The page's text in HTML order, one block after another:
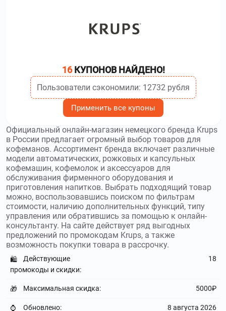
rulez.by–Rulez – интернет-магазин, в
игровой компьютер, а любителям мастерить что-то своими
руками – подходящий инструмент. Используйте
Промокоды Rulez
и получите скидку до 15 %
madeindream.com–Интернет-магазин Rawmid
предлагает большой выбор бытовой техники для кухни.
Используйтепромокоды Rawmid и получите скидку до
1000₽
dewal.ru–В онлайн-магазине Dewal
представлен широкий выбор разнообразного
оборудования и аксессуаров для парикмахеров.
Используйтепромокоды Dewalи получите скидку до 20 %
catalog.onliner.by–Onliner BY предоставляет
широкий спектр услуг. Используйте промокоды Onliner BY
и получите скидку до 70 %
электроники, компьютерной техники и прочих изделий.
Используйтепромокоды E2E4
интернет-магазин компании Сбербанк, предлагающий
16КУПОНОВ НАЙДЕНО!
Пользователи сэкономили: 12732 рубля
Применить все купоны
Официальный онлайн-магазин немецкого бренда Krups
в России предлагает огромный выбор товаров для
кофеманов. Ассортимент бренда включает различные
модели автоматических, рожковых и капсульных
кофемашин, кофемолок и аксессуаров для
обслуживания фирменного оборудования и
приготовления напитков. Выбрать подходящий товар
можно, воспользовавшись поиском по фильтрам
стоимости, наличию дополнительных функций, типу
управления или обратившись за помощью к онлайн-
консультанту. На сайте действует ряд выгодных
предложений по промокодам Krups, а также
возможность покупки товара в рассрочку.
🛍️
Действующие
промокоды и скидки:
18
🎁 Максимальная скидка: 5000₽
⌚ Обновлено: 8 августа 2026